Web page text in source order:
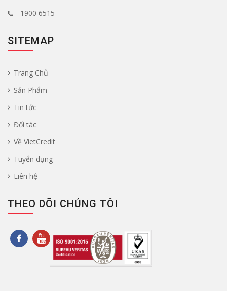
1900 6515
SITEMAP
Trang Chủ
Sản Phẩm
Tin tức
Đối tác
Về VietCredit
Tuyển dụng
Liên hệ
THEO DÕI CHÚNG TÔI